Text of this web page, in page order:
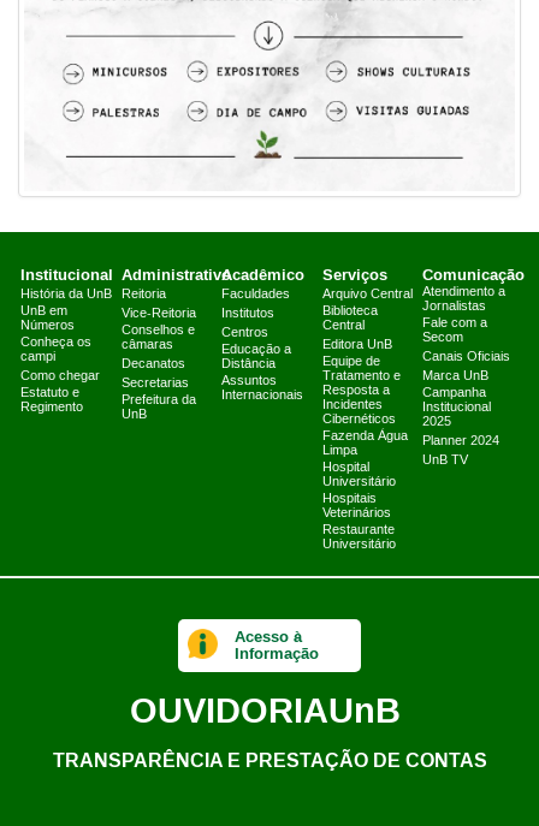
Institucional
História da UnB
UnB em
Números
Conheça os
campi
Como chegar
Estatuto e
Regimento
Administrativo
Reitoria
Vice-Reitoria
Conselhos e
câmaras
Decanatos
Secretarias
Prefeitura da
UnB
Acadêmico
Faculdades
Institutos
Centros
Educação a
Distância
Assuntos
Internacionais
Serviços
Arquivo Central
Biblioteca
Central
Editora UnB
Equipe de
Tratamento e
Resposta a
Incidentes
Cibernéticos
Fazenda Água
Limpa
Hospital
Universitário
Hospitais
Veterinários
Restaurante
Universitário
Comunicação
Atendimento a
Jornalistas
Fale com a
Secom
Canais Oficiais
Marca UnB
Campanha
Institucional
2025
Planner 2024
UnB TV
Acesso à
Informação
OUVIDORIAUnB
TRANSPARÊNCIA E PRESTAÇÃO DE CONTAS